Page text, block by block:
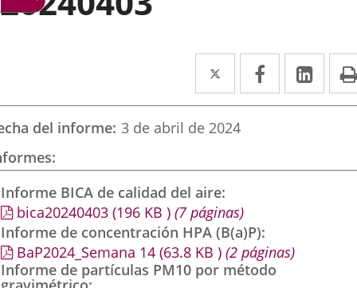
Twitter
Enlace
a
una
externa.
Facebook
Enlace
a
externa.
a
del informe 3 de abril de 2024
Informe BICA de calidad del aire
bica20240403 (196 KB ) (7 páginas)
Informe de concentración HPA (B(a)P)
BaP2024_Semana 14 (63.8 KB ) (2 páginas)
Informe de partículas PM10 por método